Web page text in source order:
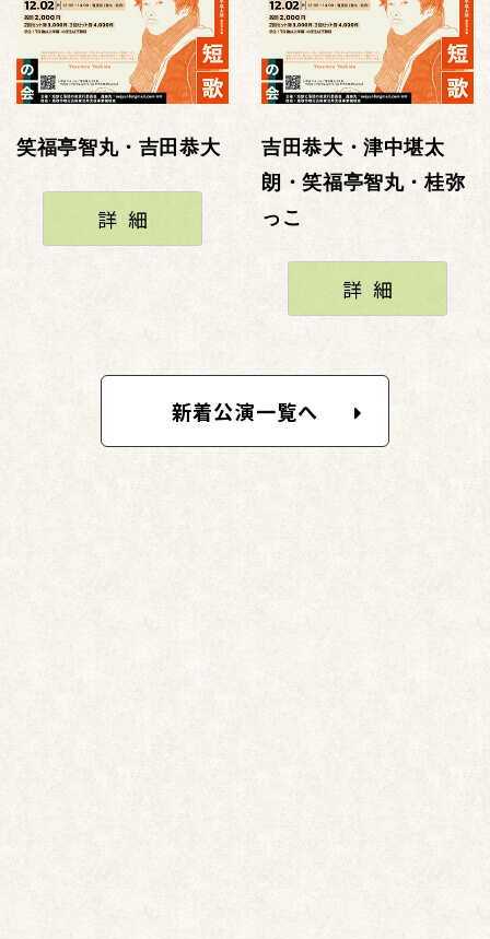
笑福亭智丸・吉田恭大
詳細
吉田恭大・津中堪太
朗・笑福亭智丸・桂弥
っこ
詳細
新着公演一覧へ